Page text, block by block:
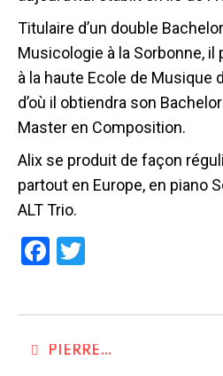
Titulaire d’un double
Musicologie à la Sorbonne,
à la haute Ecole de Musique
d’où il obtiendra son
Master en Composition.
Alix se produit de façon
partout en Europe, en piano
ALT Trio.
Facebook
PIERRE-ALEXANDRE